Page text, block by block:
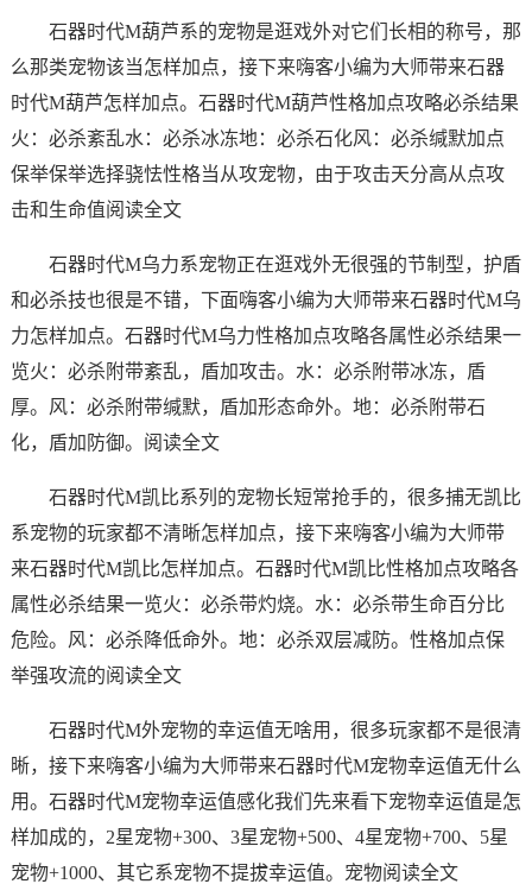
石器时代M葫芦系的宠物是逛戏外对它们长相的称号，那
么那类宠物该当怎样加点，接下来嗨客小编为大师带来石器
时代M葫芦怎样加点。石器时代M葫芦性格加点攻略必杀结果
火：必杀紊乱水：必杀冰冻地：必杀石化风：必杀缄默加点
保举保举选择骁怯性格当从攻宠物，由于攻击天分高从点攻
击和生命值阅读全文
石器时代M乌力系宠物正在逛戏外无很强的节制型，护盾
和必杀技也很是不错，下面嗨客小编为大师带来石器时代M乌
力怎样加点。石器时代M乌力性格加点攻略各属性必杀结果一
览火：必杀附带紊乱，盾加攻击。水：必杀附带冰冻，盾
厚。风：必杀附带缄默，盾加形态命外。地：必杀附带石
化，盾加防御。阅读全文
石器时代M凯比系列的宠物长短常抢手的，很多捕无凯比
系宠物的玩家都不清晰怎样加点，接下来嗨客小编为大师带
来石器时代M凯比怎样加点。石器时代M凯比性格加点攻略各
属性必杀结果一览火：必杀带灼烧。水：必杀带生命百分比
危险。风：必杀降低命外。地：必杀双层减防。性格加点保
举强攻流的阅读全文
石器时代M外宠物的幸运值无啥用，很多玩家都不是很清
晰，接下来嗨客小编为大师带来石器时代M宠物幸运值无什么
用。石器时代M宠物幸运值感化我们先来看下宠物幸运值是怎
样加成的，2星宠物+300、3星宠物+500、4星宠物+700、5星
宠物+1000、其它系宠物不提拔幸运值。宠物阅读全文